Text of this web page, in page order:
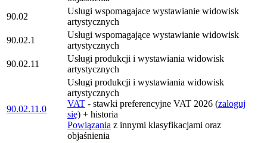
90.02
Uslugi wspomagajace wystawianie widowisk
artystycznych
90.02.1
Usługi wspomagające wystawianie widowisk
artystycznych
90.02.11
Usługi produkcji i wystawiania widowisk
artystycznych
90.02.11.0
Usługi produkcji i wystawiania widowisk
artystycznych
VAT - stawki preferencyjne VAT 2026 (zaloguj
się) + historia
Powiązania z innymi klasyfikacjami oraz
objaśnienia